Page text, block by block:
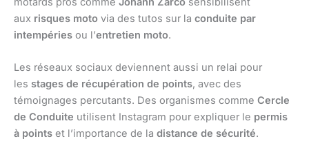
aux risques moto via des tutos sur la conduite par
intempéries ou l’entretien moto.
Les réseaux sociaux deviennent aussi un relai pour
les stages de récupération de points, avec des
témoignages percutants. Des organismes comme Cercle
de Conduite utilisent Instagram pour expliquer le permis
à points et l’importance de la distance de sécurité.